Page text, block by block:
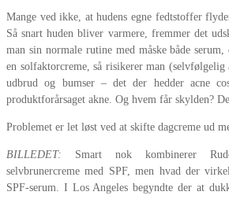
Mange ved ikke, at hudens egne fedtstoffer
Så snart huden bliver varmere, fremmer det
man sin normale rutine med måske både serum,
en solfaktorcreme, så risikerer man
udbrud og bumser – det der hedder acne
produktforårsaget akne. Og hvem får skylden?
Problemet er let løst ved at skifte dagcreme ud
BILLEDET: Smart nok kombinerer
selvbrunercreme med SPF, men hvad der
SPF-serum. I Los Angeles begyndte der at